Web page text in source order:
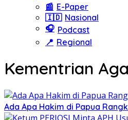
📰 E-Paper
🇮🇩 Nasional
🎧 Podcast
📍 Regional
Kementrian
Ada Apa Hakim di Papua